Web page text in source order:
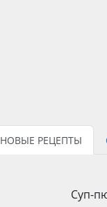
НОВЫЕ РЕЦЕПТЫ
Суп-